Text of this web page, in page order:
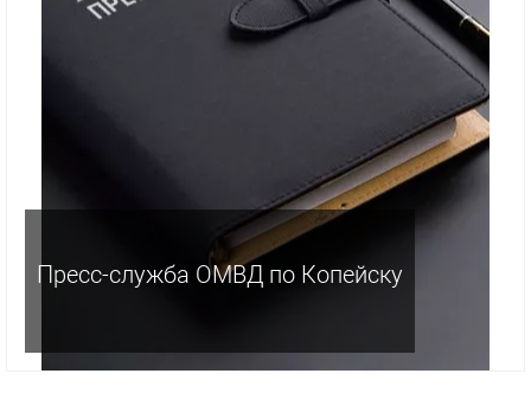
Пресс-служба ОМВД по Копейску